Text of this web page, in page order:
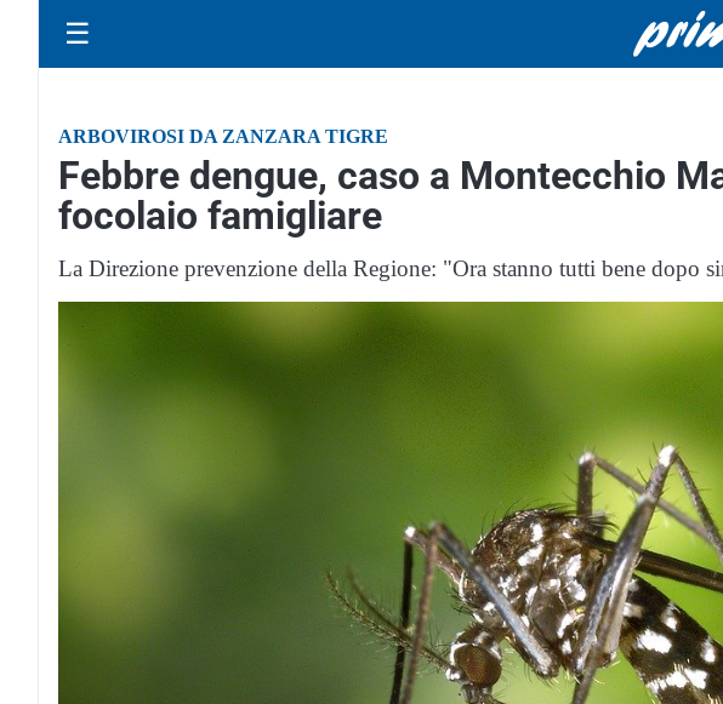
☰
ARBOVIROSI DA ZANZARA TIGRE
Febbre dengue, caso a Montecchio
focolaio famigliare
La Direzione prevenzione della Regione: "Ora stanno tutti bene dopo